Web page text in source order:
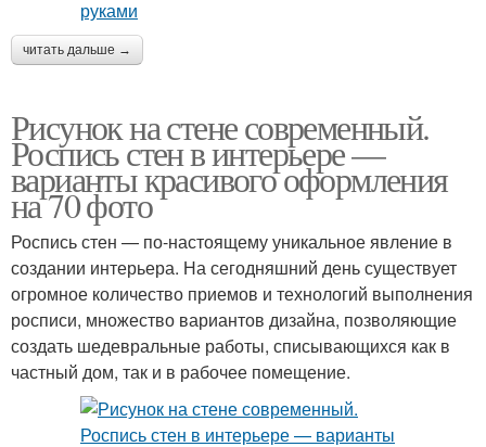
читать дальше →
Рисунок на стене современный.
Роспись стен в интерьере —
варианты красивого оформления
на 70 фото
Роспись стен — по-настоящему уникальное явление в
создании интерьера. На сегодняшний день существует
огромное количество приемов и технологий выполнения
росписи, множество вариантов дизайна, позволяющие
создать шедевральные работы, списывающихся как в
частный дом, так и в рабочее помещение.